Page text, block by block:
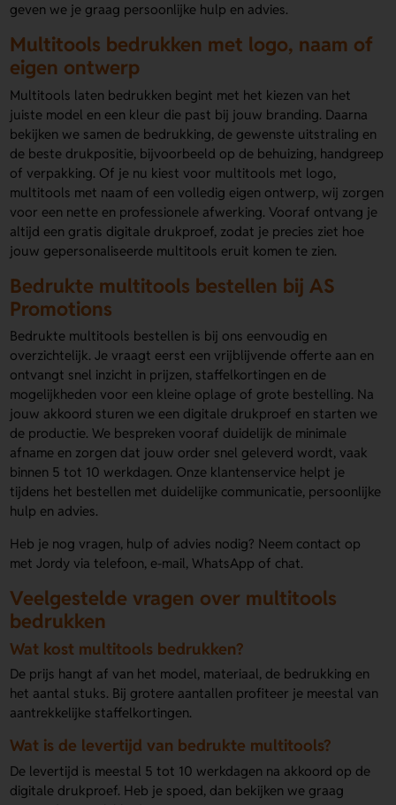
geven we je graag persoonlijke hulp en advies.
Multitools bedrukken met logo, naam of
eigen ontwerp
Multitools laten bedrukken begint met het kiezen van het
juiste model en een kleur die past bij jouw branding. Daarna
bekijken we samen de bedrukking, de gewenste uitstraling en
de beste drukpositie, bijvoorbeeld op de behuizing, handgreep
of verpakking. Of je nu kiest voor multitools met logo,
multitools met naam of een volledig eigen ontwerp, wij zorgen
voor een nette en professionele afwerking. Vooraf ontvang je
altijd een gratis digitale drukproef, zodat je precies ziet hoe
jouw gepersonaliseerde multitools eruit komen te zien.
Bedrukte multitools bestellen bij AS
Promotions
Bedrukte multitools bestellen is bij ons eenvoudig en
overzichtelijk. Je vraagt eerst een vrijblijvende offerte aan en
ontvangt snel inzicht in prijzen, staffelkortingen en de
mogelijkheden voor een kleine oplage of grote bestelling. Na
jouw akkoord sturen we een digitale drukproef en starten we
de productie. We bespreken vooraf duidelijk de minimale
afname en zorgen dat jouw order snel geleverd wordt, vaak
binnen 5 tot 10 werkdagen. Onze klantenservice helpt je
tijdens het bestellen met duidelijke communicatie, persoonlijke
hulp en advies.
Heb je nog vragen, hulp of advies nodig? Neem contact op
met Jordy via telefoon, e-mail, WhatsApp of chat.
Veelgestelde vragen over multitools
bedrukken
Wat kost multitools bedrukken?
De prijs hangt af van het model, materiaal, de bedrukking en
het aantal stuks. Bij grotere aantallen profiteer je meestal van
aantrekkelijke staffelkortingen.
Wat is de levertijd van bedrukte multitools?
De levertijd is meestal 5 tot 10 werkdagen na akkoord op de
digitale drukproef. Heb je spoed, dan bekijken we graag